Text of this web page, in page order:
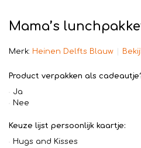
Mama’s
Merk: Heinen Delfts Blauw
Product verpakken als
Ja
Nee
Keuze lijst persoonlijk kaartje:
Hugs and Kisses